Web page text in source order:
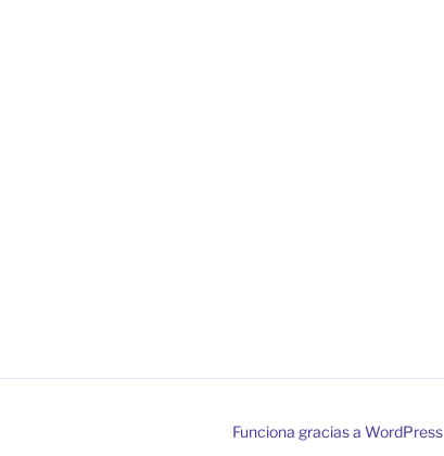
Funciona gracias a WordPress